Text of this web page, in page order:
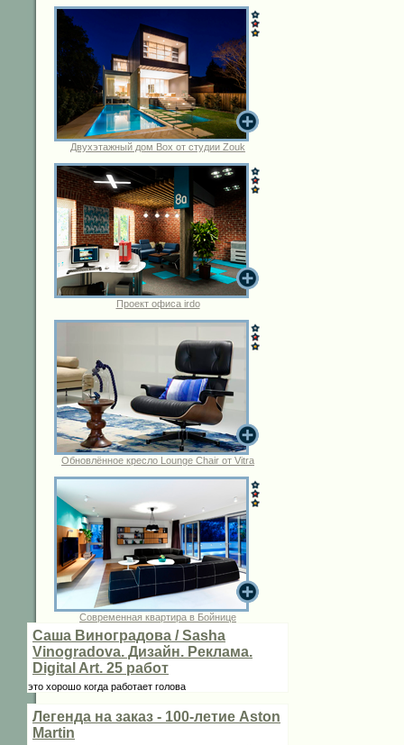
Двухэтажный дом Box от студии Zouk
Проект офиса irdo
Обновлённое кресло Lounge Chair от Vitra
Современная квартира в Бойнице
Саша Виноградова / Sasha
Vinogradova. Дизайн. Реклама.
Digital Art. 25 работ
это хорошо когда работает голова
Легенда на заказ - 100-летие Aston
Martin